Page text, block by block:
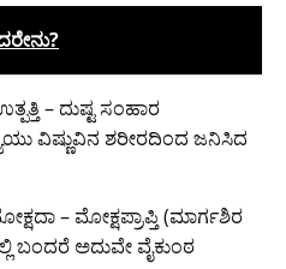
– ದುಷ್ಟ ಸಂಹಾರ
ವಿಷ್ಣುವಿನ ಶರೀರದಿಂದ ಜನಿಸಿದ
– ಮೋಕ್ಷಪ್ರಾಪ್ತಿ (ಮಾರ್ಗಶಿರ
ಬಂದರೆ ಅದುವೇ ವೈಕುಂಠ